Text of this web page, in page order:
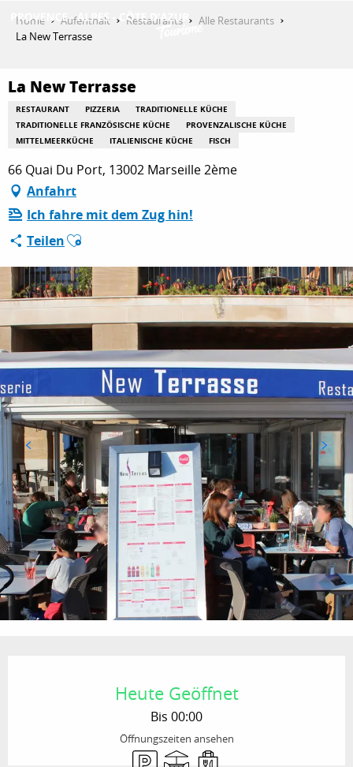
AKTIVITÄTEN
AUFENTHALT
ESPACE PRO
Home Aufenthalt Restaurants
Alle Restaurants
La New Terrasse
La New Terrasse
RESTAURANT PIZZERIA
TRADITIONELLE KÜCHE
TRADITIONELLE FRANZÖSISCHE KÜCHE
PROVENZALISCHE KÜCHE
MITTELMEERKÜCHE
ITALIENISCHE KÜCHE FISCH
66 Quai Du Port, 13002 Marseille 2ème
Anfahrt
Ich fahre mit dem Zug hin!
TeilenAjouter aux favoris
Heute Geöffnet
Bis 00:00
Öffnungszeiten ansehen
ParkplatzTerrasseVerkauf zum Mitnehmen